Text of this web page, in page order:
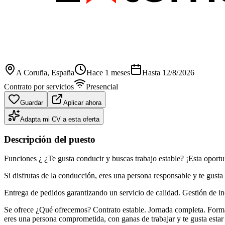
A Coruña, España Hace 1 meses Hasta 12/8/2026
Contrato por servicios
Presencial
Guardar Aplicar ahora
Adapta mi CV a esta oferta
Descripción del puesto
Funciones ¿ ¿Te gusta conducir y buscas trabajo estable? ¡Esta
Si disfrutas de la conducción, eres una persona responsable y te
Entrega de pedidos garantizando un servicio de calidad. Gestión de
Se ofrece ¿Qué ofrecemos? Contrato estable. Jornada completa.
eres una persona comprometida, con ganas de trabajar y te gusta